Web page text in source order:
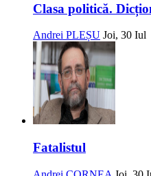
Clasa politică.
Andrei PLEȘU Joi, 30 Iul
Fatalistul